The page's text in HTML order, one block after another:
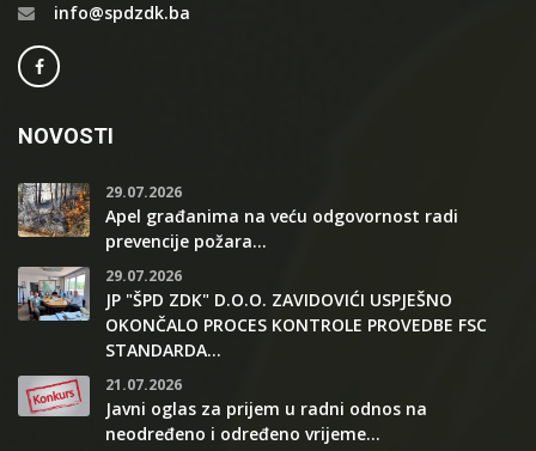
info@spdzdk.ba
NOVOSTI
29.07.2026
Apel građanima na veću odgovornost radi
prevencije požara...
29.07.2026
JP "ŠPD ZDK" D.O.O. ZAVIDOVIĆI USPJEŠNO
OKONČALO PROCES KONTROLE PROVEDBE FSC
STANDARDA...
21.07.2026
Javni oglas za prijem u radni odnos na
neodređeno i određeno vrijeme...